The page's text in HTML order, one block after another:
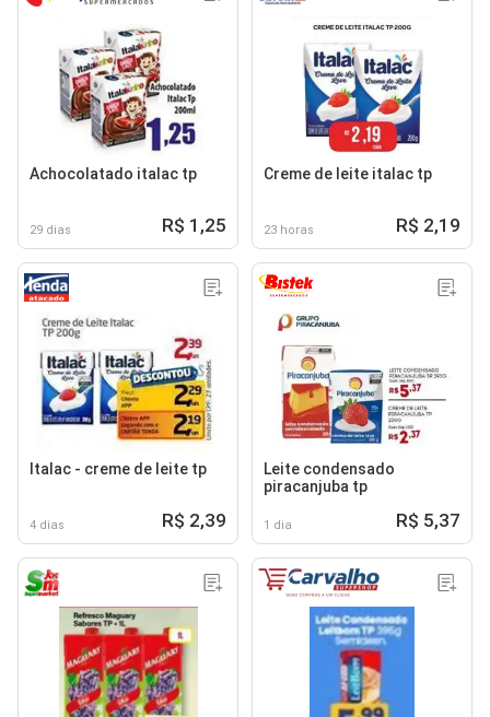
Achocolatado italac tp
29 dias R$ 1,25
Creme de leite italac tp
23 horas R$ 2,19
Italac - creme de leite tp
4 dias R$ 2,39
Leite condensado
piracanjuba tp
1 dia R$ 5,37